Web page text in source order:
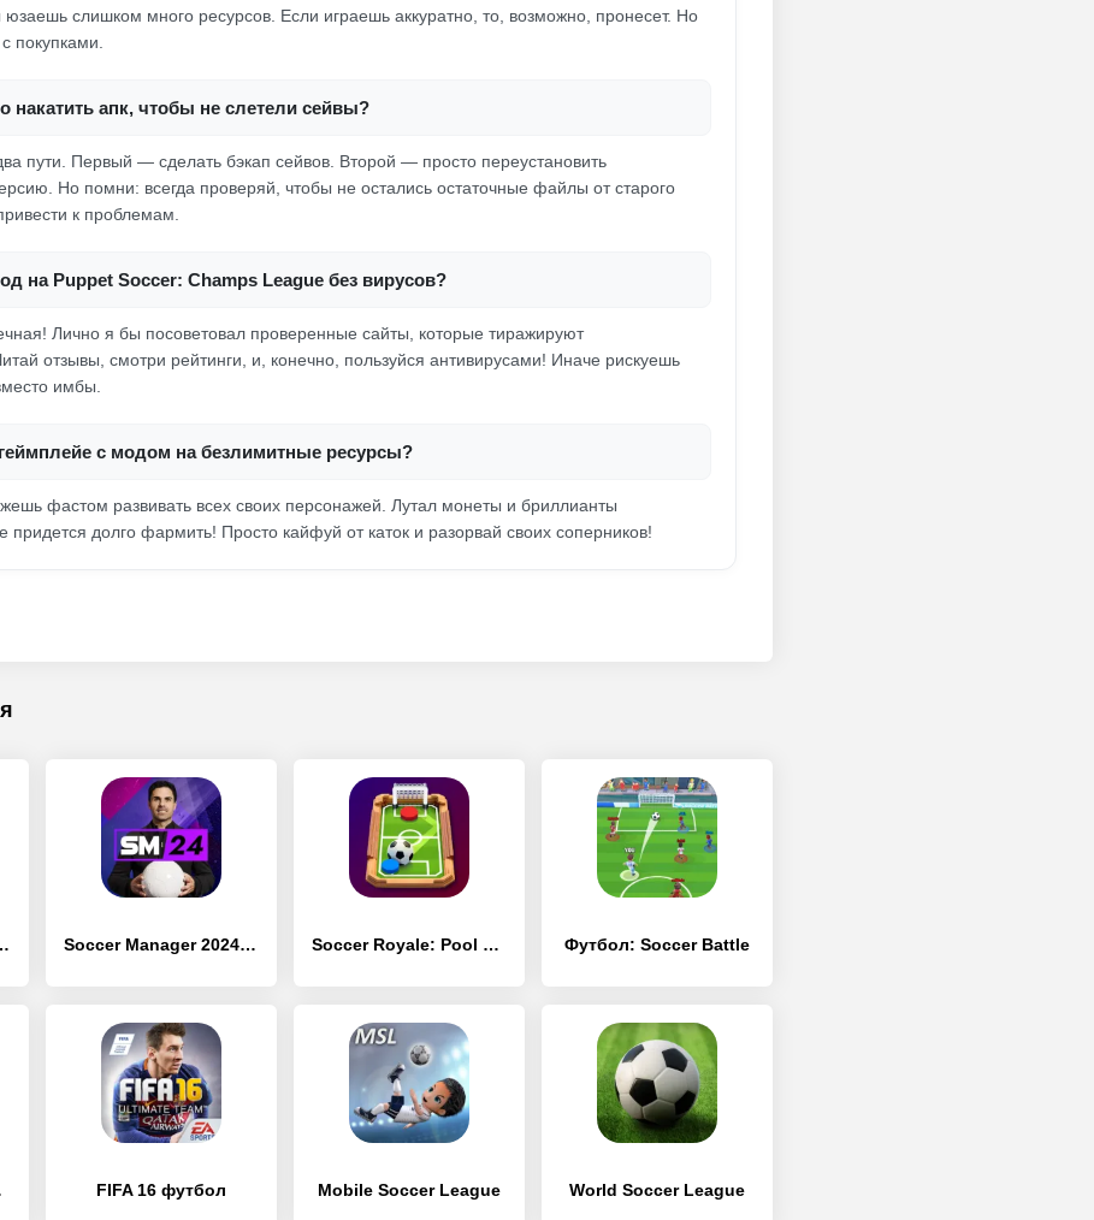
юзаешь слишком много ресурсов. Если играешь аккуратно, то, возможно, пронесет. Но
покупками.
накатить апк, чтобы не слетели сейвы?
пути. Первый — сделать бэкап сейвов. Второй — просто переустановить
Но помни: всегда проверяй, чтобы не остались остаточные файлы от старого
к проблемам.
на Puppet Soccer: Champs League без вирусов?
Лично я бы посоветовал проверенные сайты, которые тиражируют
отзывы, смотри рейтинги, и, конечно, пользуйся антивирусами! Иначе рискуешь
имбы.
с модом на безлимитные ресурсы?
фастом развивать всех своих персонажей. Лутал монеты и бриллианты
придется долго фармить! Просто кайфуй от каток и разорвай своих соперников!
- Футбол Soccer Manager 2024 - Футбол Soccer Royale: Pool Football Футбол: Soccer Battle
26 FIFA 16 футбол Mobile Soccer League World Soccer League